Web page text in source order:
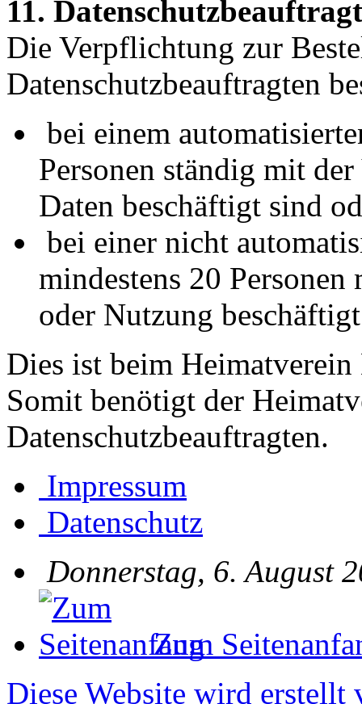
11.
Die Verpflichtung zur
Datenschutzbeauftragten
bei einem
Personen ständig mit
Daten beschäftigt sind
bei einer nicht
mindestens 20
oder Nutzung
Dies ist beim
Somit benötigt der
Datenschutzbeauftragten.
Impressum
Datenschutz
Donnerstag, 6. August
Zum
Diese Website wird